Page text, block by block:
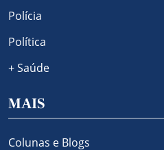
Polícia
Política
+ Saúde
MAIS
Colunas e Blogs